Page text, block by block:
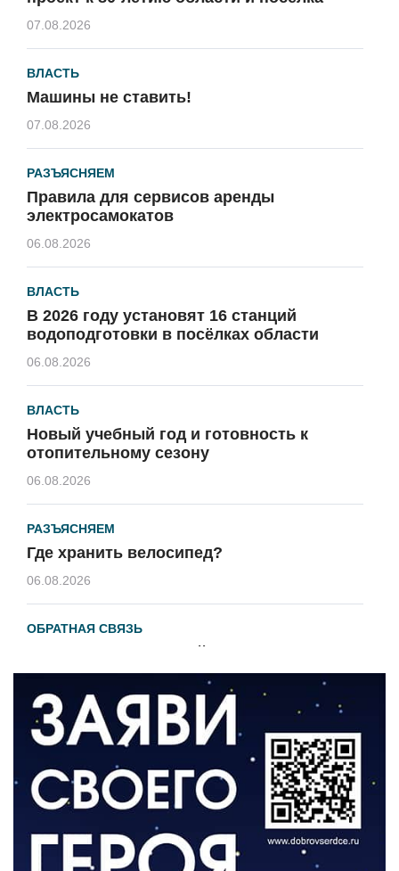
07.08.2026
ВЛАСТЬ
Машины не ставить!
07.08.2026
РАЗЪЯСНЯЕМ
Правила для сервисов аренды
электросамокатов
06.08.2026
ВЛАСТЬ
В 2026 году установят 16 станций
водоподготовки в посёлках области
06.08.2026
ВЛАСТЬ
Новый учебный год и готовность к
отопительному сезону
06.08.2026
РАЗЪЯСНЯЕМ
Где хранить велосипед?
06.08.2026
ОБРАТНАЯ СВЯЗЬ
Администрация онлайн
ВЛАСТЬ
День памяти и «Симфония народов»
06.08.2026
Новый настил на экотропе